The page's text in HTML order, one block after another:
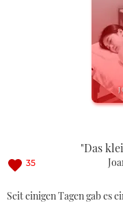
"Das
35
Seit einigen Tagen gab es